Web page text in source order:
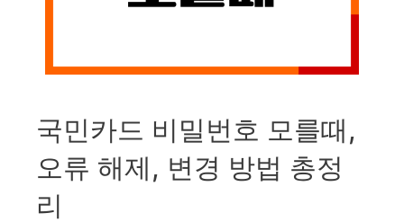
국민카드 비밀번호 모를때,
오류 해제, 변경 방법 총정
리